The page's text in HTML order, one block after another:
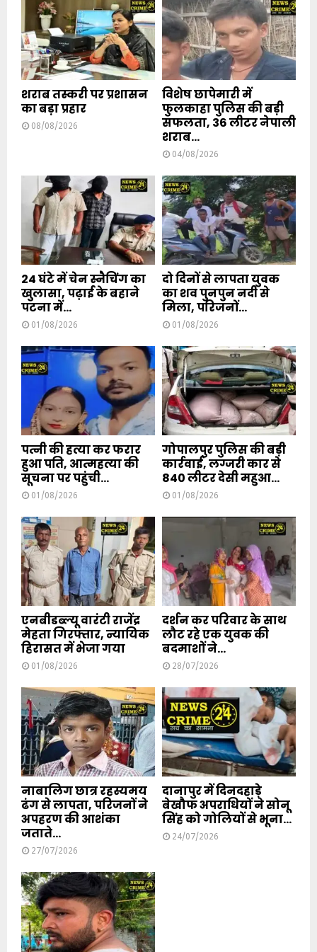
शराब तस्करी पर प्रशासन
का बड़ा प्रहार
08/08/2026
विशेष छापेमारी में
फुलकाहा पुलिस की बड़ी
सफलता, 36 लीटर नेपाली
शराब...
04/08/2026
24 घंटे में चेन स्नैचिंग का
खुलासा, पढ़ाई के बहाने
पटना में...
01/08/2026
दो दिनों से लापता युवक
का शव पुनपुन नदी से
मिला, परिजनों...
01/08/2026
पत्नी की हत्या कर फरार
हुआ पति, आत्महत्या की
सूचना पर पहुंची...
01/08/2026
गोपालपुर पुलिस की बड़ी
कार्रवाई, लग्जरी कार से
840 लीटर देसी महुआ...
01/08/2026
एनबीडब्ल्यू वारंटी राजेंद्र
मेहता गिरफ्तार, न्यायिक
हिरासत में भेजा गया
01/08/2026
दर्शन कर परिवार के साथ
लौट रहे एक युवक की
बदमाशों ने...
28/07/2026
नाबालिग छात्र रहस्यमय
ढंग से लापता, परिजनों ने
अपहरण की आशंका
जताते...
27/07/2026
दानापुर में दिनदहाड़े
बेखौफ अपराधियों ने सोनू
सिंह को गोलियों से भूना...
24/07/2026